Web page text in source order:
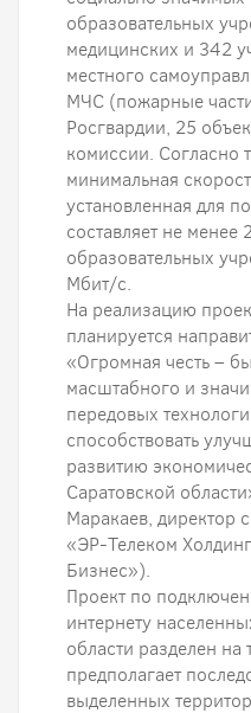
образовательных
медицинских и 342
местного
МЧС (пожарные
Росгвардии, 25
комиссии. Согласно
минимальная
установленная для
составляет не менее
образовательных
Мбит/с.
На реализацию
планируется
«Огромная честь –
масштабного и
передовых
способствовать
развитию
Саратовской
Маракаев, директор
«ЭР-Телеком
Бизнес»).
Проект по
интернету
области разделен на
предполагает
выделенных